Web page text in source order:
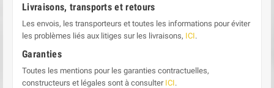
Livraisons, transports et retours
Les envois, les transporteurs et toutes les informations pour éviter
les problèmes liés aux litiges sur les livraisons, ICI.
Garanties
Toutes les mentions pour les garanties contractuelles,
constructeurs et légales sont à consulter ICI.